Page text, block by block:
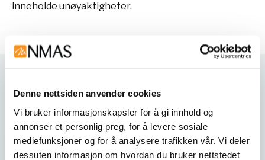
Denne nettsiden anvender cookies
Vi bruker informasjonskapsler for å gi innhold og
annonser et personlig preg, for å levere sosiale
mediefunksjoner og for å analysere trafikken vår. Vi deler
dessuten informasjon om hvordan du bruker nettstedet
inneholde unøyaktigheter.
Varianter